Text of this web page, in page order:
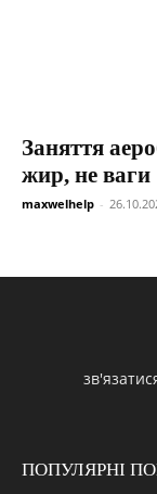
Заняття
жир, не ваги
maxwelhelp -
ПОПУЛЯРНІ